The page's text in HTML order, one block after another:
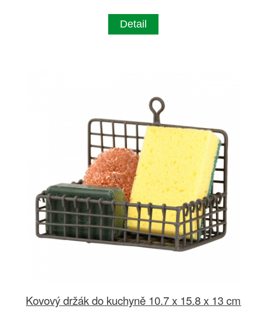
Detail
Kovový držák do kuchyně 10.7 x 15.8 x 13 cm